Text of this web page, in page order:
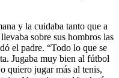
y la cuidaba tanto que a
sobre sus hombros las
el padre. “Todo lo que se
Jugaba muy bien al fútbol
quiero jugar más al tenis,